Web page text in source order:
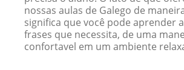
nossas aulas de Galego de
significa que você pode aprender
frases que necessita, de uma
confortavel em um ambiente